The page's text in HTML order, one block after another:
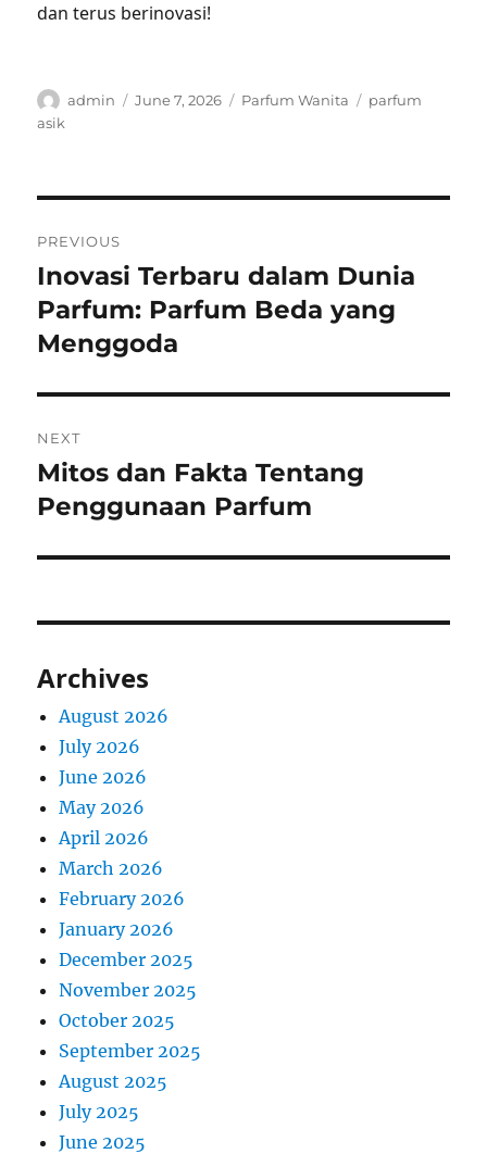
dan terus berinovasi!
Author
admin
Posted
June 7, 2026 Categories
Parfum Wanita Tags
parfum
asik
navigation
PREVIOUS
Previous
post:
Inovasi Terbaru dalam Dunia
Parfum: Parfum Beda yang
Menggoda
NEXT
Next
post:
Mitos dan Fakta Tentang
Penggunaan Parfum
Archives
August 2026
July 2026
June 2026
May 2026
April 2026
March 2026
February 2026
January 2026
December 2025
November 2025
October 2025
September 2025
August 2025
July 2025
June 2025